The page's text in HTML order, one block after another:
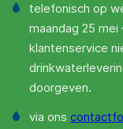
telefonisch op
maandag 25
klantenservice
doorgeven.
via ons